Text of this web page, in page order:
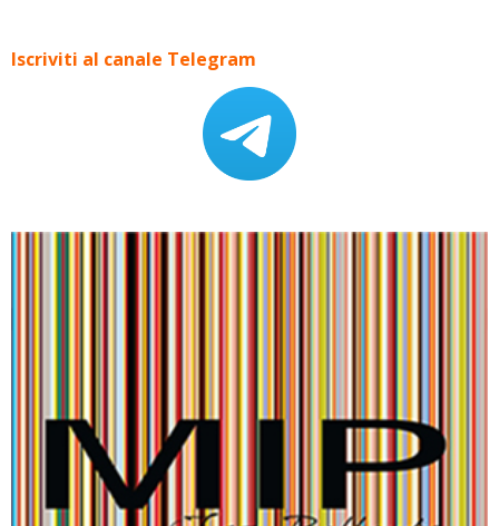
Iscriviti al canale Telegram